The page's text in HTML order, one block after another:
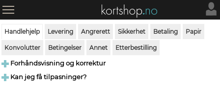
Handlehjelp Levering Angrerett Sikkerhet Betaling Papir
Konvolutter Betingelser Annet Etterbestilling
Forhåndsvisning og korrektur
Kan jeg få tilpasninger?